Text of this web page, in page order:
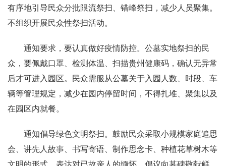
有序地引导民众分批限流祭扫、错峰祭扫，减少人员聚集。
不组织开展民众性祭扫活动。
通知要求，要认真做好疫情防控。公墓实地祭扫的民
众，要佩戴口罩、检测体温、扫描贵州健康码，确认无异常
后才可进入园区。民众需服从公墓关于入园人数、时段、车
辆等管理规定，减少在园内停留时间，不得扎堆、聚集以及
在园区内就餐。
通知倡导绿色文明祭扫。鼓励民众采取小规模家庭追思
会、讲先人故事、书写寄语、制作思念卡、种植花草树木等
文明的形式，表达对已故亲人的缅怀。倡议向墓碑敬献鲜